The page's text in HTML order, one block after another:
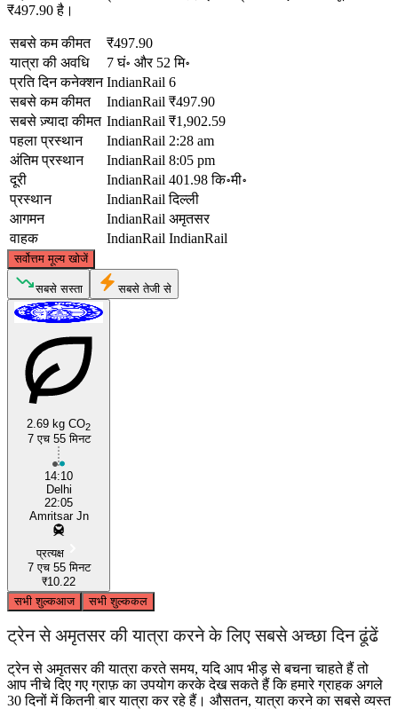
₹497.90 है।
सबसे कम कीमत
₹497.90
यात्रा की अवधि
7 घं॰ और 52 मि॰
प्रति दिन कनेक्शन IndianRail 6
सबसे कम कीमत
IndianRail ₹497.90
सबसे ज़्यादा कीमत IndianRail ₹1,902.59
पहला प्रस्थान
IndianRail 2:28 am
अंतिम प्रस्थान
IndianRail 8:05 pm
दूरी
IndianRail 401.98 कि॰मी॰
प्रस्थान
IndianRail दिल्ली
आगमन
IndianRail अमृतसर
वाहक
IndianRail IndianRail
सर्वोत्तम मूल्य खोजें
Amritsar
©CARTO
सबसे सस्ता सबसे तेजी से
2.69 kg CO2
7 एच 55 मिनट
14:10
Delhi
22:05
Amritsar Jn
प्रत्यक्ष
7 एच 55 मिनट
₹10.22
सभी शुल्कआज सभी शुल्ककल
ट्रेन से अमृतसर की यात्रा करने के लिए सबसे अच्छा दिन ढूंढें
ट्रेन से अमृतसर की यात्रा करते समय, यदि आप भीड़ से बचना चाहते हैं तो
आप नीचे दिए गए ग्राफ़ का उपयोग करके देख सकते हैं कि हमारे ग्राहक अगले
30 दिनों में कितनी बार यात्रा कर रहे हैं। औसतन, यात्रा करने का सबसे व्यस्त